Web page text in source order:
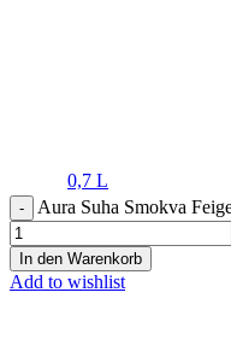
0,7 L
Aura Suha Smokva
In den Warenkorb
Add to wishlist